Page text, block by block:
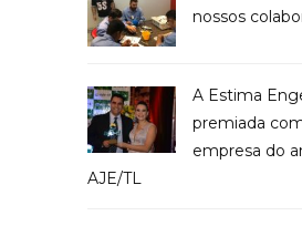
nossos
A Estima
premiada
empresa do
AJE/TL